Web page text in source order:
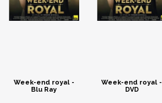
Week-end royal -
Blu Ray
Week-end royal -
DVD